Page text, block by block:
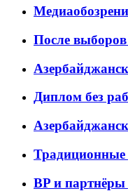
После
Диплом без
Традиционные
BP и